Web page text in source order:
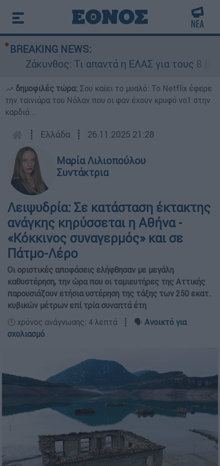
BREAKING NEWS:
Τι απαντά η ΕΛΑΣ για τους 8
δημοφιλές τώρα: Σου καίει το μυαλό: Το Netflix έφερε
την ταινιάρα του Νόλαν που οι φαν έχουν κρυφό νο1 στην
καρδιά...
┋ Ελλάδα ┋ 26.11.2025 21:28
Μαρία Λιλιοπούλου
Συντάκτρια
Λειψυδρία: Σε κατάσταση έκτακτης
ανάγκης κηρύσσεται η Αθήνα -
«Κόκκινος συναγερμός» και σε
Πάτμο-Λέρο
Οι οριστικές αποφάσεις ελήφθησαν με μεγάλη
καθυστέρηση, την ώρα που οι ταμιευτήρες της Αττικής
παρουσιάζουν ετήσια υστέρηση της τάξης των 250 εκατ.
κυβικών μέτρων επί τρία συναπτά έτη
🕛 χρόνος ανάγνωσης: 4 λεπτά ┋ 🗣️ Ανοικτό για
σχολιασμό